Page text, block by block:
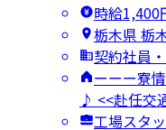
時給1,400
栃木県 栃
契約社員
ーーー
♪ <<赴任交
工場スタ